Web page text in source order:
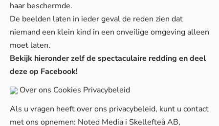
haar beschermde.
De beelden laten in ieder geval de reden zien dat
niemand een klein kind in een onveilige omgeving alleen
moet laten.
Bekijk hieronder zelf de spectaculaire redding en deel
deze op Facebook!
Over ons Cookies Privacybeleid
Als u vragen heeft over ons privacybeleid, kunt u contact
met ons opnemen: Noted Media i Skellefteå AB,